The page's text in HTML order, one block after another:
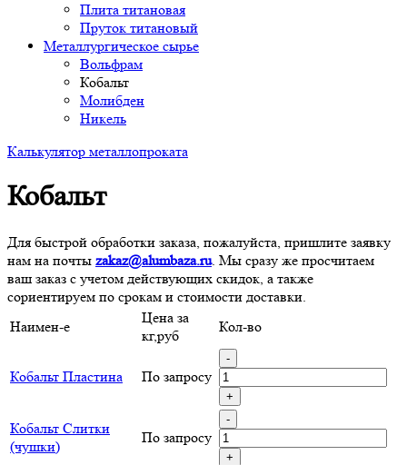
Плита титановая
Пруток титановый
Металлургическое сырье
Вольфрам
Кобальт
Молибден
Никель
Калькулятор металлопроката
Кобальт
Для быстрой обработки заказа, пожалуйста, пришлите заявку
нам на почты zakaz@alumbaza.ru. Мы сразу же просчитаем
ваш заказ с учетом действующих скидок, а также
сориентируем по срокам и стоимости доставки.
Наимен-е
Цена за
кг,руб
Кол-во
Кобальт Пластина По запросу
-
+
Кобальт Слитки
(чушки)
По запросу
-
+